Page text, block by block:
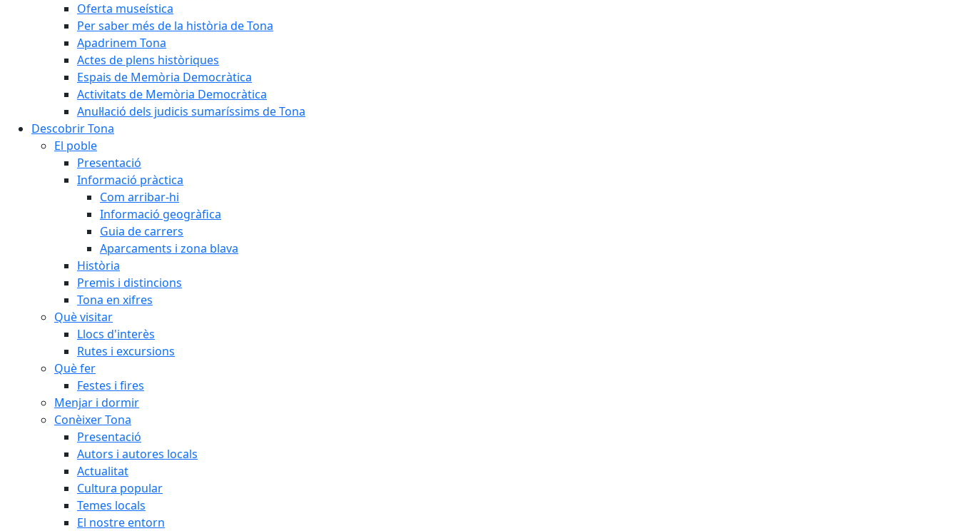
Oferta museística
Per saber més de la història de Tona
Apadrinem Tona
Actes de plens històriques
Espais de Memòria Democràtica
Activitats de Memòria Democràtica
Anul·lació dels judicis sumaríssims de Tona
Descobrir Tona
El poble
Presentació
Informació pràctica
Com arribar-hi
Informació geogràfica
Guia de carrers
Aparcaments i zona blava
Història
Premis i distincions
Tona en xifres
Què visitar
Llocs d'interès
Rutes i excursions
Què fer
Festes i fires
Menjar i dormir
Conèixer Tona
Presentació
Autors i autores locals
Actualitat
Cultura popular
Temes locals
El nostre entorn